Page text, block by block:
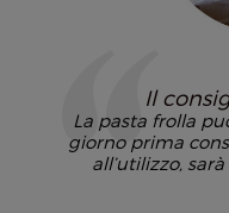
Il
La pasta frolla
giorno prima
all’utilizzo,